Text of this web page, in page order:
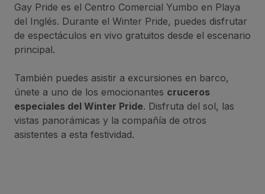
Gay Pride es el Centro Comercial Yumbo en Playa
del Inglés. Durante el Winter Pride, puedes disfrutar
de espectáculos en vivo gratuitos desde el escenario
principal.
También puedes asistir a excursiones en barco,
únete a uno de los emocionantes cruceros
especiales del Winter Pride. Disfruta del sol, las
vistas panorámicas y la compañía de otros
asistentes a esta festividad.